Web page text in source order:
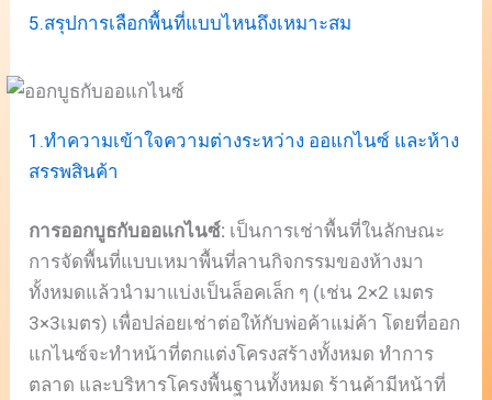
5.สรุปการเลือกพื้นที่แบบไหนถึงเหมาะสม
1.ทำความเข้าใจความต่างระหว่าง ออแกไนซ์ และห้าง
สรรพสินค้า
การออกบูธกับออแกไนซ์: เป็นการเช่าพื้นที่ในลักษณะ
การจัดพื้นที่แบบเหมาพื้นที่ลานกิจกรรมของห้างมา
ทั้งหมดแล้วนำมาแบ่งเป็นล็อคเล็ก ๆ (เช่น 2×2 เมตร
3×3เมตร) เพื่อปล่อยเช่าต่อให้กับพ่อค้าแม่ค้า โดยที่ออก
แกไนซ์จะทำหน้าที่ตกแต่งโครงสร้างทั้งหมด ทำการ
ตลาด และบริหารโครงพื้นฐานทั้งหมด ร้านค้ามีหน้าที่